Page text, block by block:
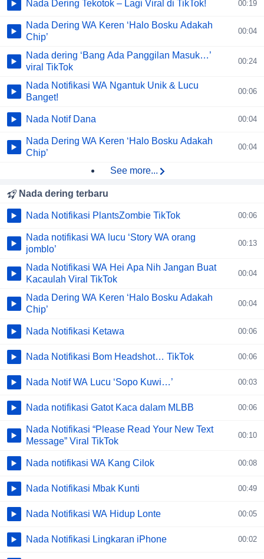
Nada Dering Tekotok – Lagi Viral di TikTok! 00:19
Nada Dering WA Keren ‘Halo Bosku Adakah
Chip’
00:04
Nada dering ‘Bang Ada Panggilan Masuk…’
viral TikTok
00:24
Nada Notifikasi WA Ngantuk Unik & Lucu
Banget!
00:06
Nada Notif Dana 00:04
Nada Dering WA Keren ‘Halo Bosku Adakah
Chip’
00:04
See more...
Nada dering terbaru
Nada Notifikasi PlantsZombie TikTok 00:06
Nada notifikasi WA lucu ‘Story WA orang
jomblo’
00:13
Nada Notifikasi WA Hei Apa Nih Jangan Buat
Kacaulah Viral TikTok
00:04
Nada Dering WA Keren ‘Halo Bosku Adakah
Chip’
00:04
Nada Notifikasi Ketawa 00:06
Nada Notifikasi Bom Headshot… TikTok 00:06
Nada Notif WA Lucu ‘Sopo Kuwi…’ 00:03
Nada notifikasi Gatot Kaca dalam MLBB 00:06
Nada Notifikasi “Please Read Your New Text
Message” Viral TikTok
00:10
Nada notifikasi WA Kang Cilok 00:08
Nada Notifikasi Mbak Kunti 00:49
Nada Notifikasi WA Hidup Lonte 00:05
Nada Notifikasi Lingkaran iPhone 00:02